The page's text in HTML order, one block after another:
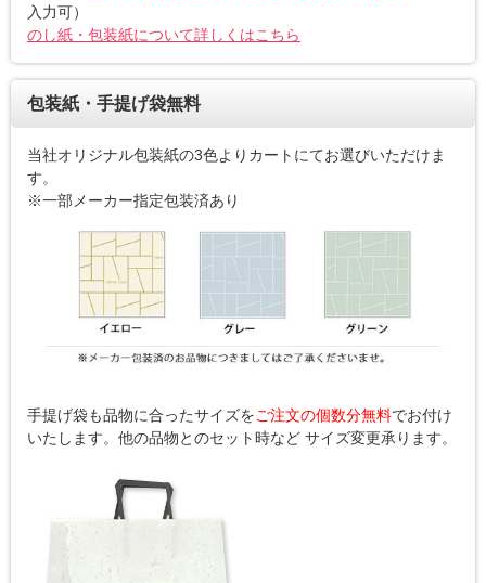
入力可）
のし紙・包装紙について詳しくはこちら
包装紙・手提げ袋無料
当社オリジナル包装紙の3色よりカートにてお選びいただけま
す。
※一部メーカー指定包装済あり
手提げ袋も品物に合ったサイズをご注文の個数分無料でお付け
いたします。他の品物とのセット時など サイズ変更承ります。